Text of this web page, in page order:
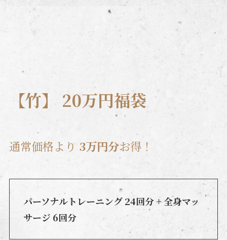
【竹】 20万円福袋
通常価格より 3万円分お得！
パーソナルトレーニング 24回分 + 全身マッ
サージ 6回分